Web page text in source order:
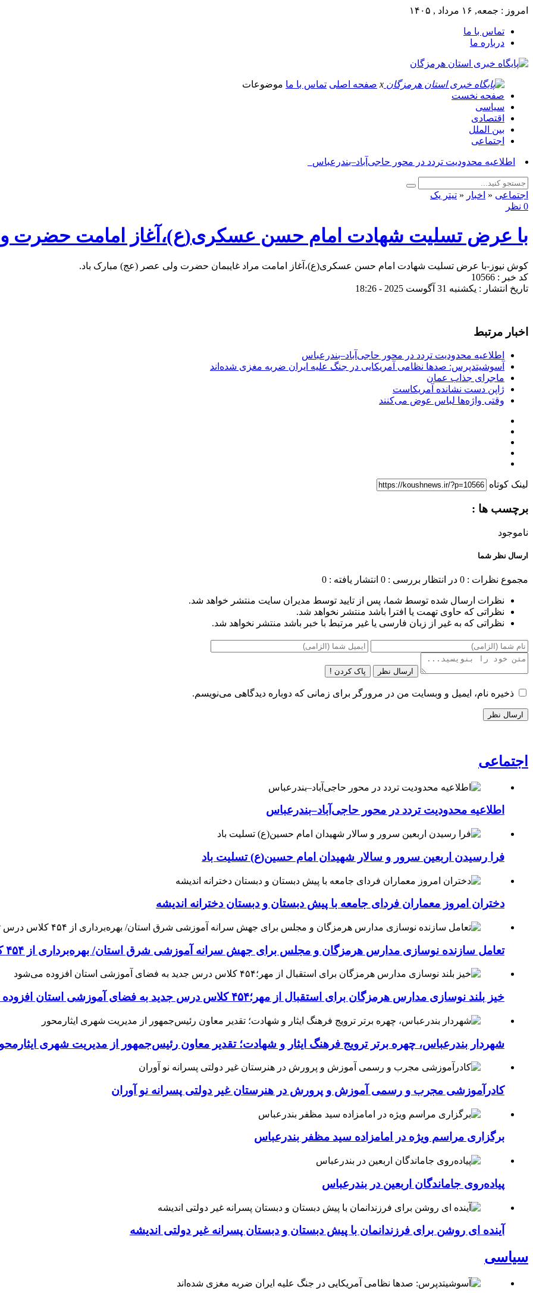
امروز : جمعه, ۱۶ مرداد , ۱۴۰۵
تماس با ما
درباره ما
x صفحه اصلی تماس با ما موضوعات
صفحه نخست
سیاسی
اقتصادی
بین الملل
اجتماعی
آس_
اجتماعی « اخبار « تیتر یک
0 نظر
با عرض تسلیت شهادت امام حسن عسکری(ع)،آغاز امامت حضرت
کوش نیوز-با عرض تسلیت شهادت امام حسن عسکری(ع)،آغاز امامت مراد غایبمان حضرت ولی عصر (عج) مبارک باد.
کد خبر : 10566
تاریخ انتشار : یکشنبه 31 آگوست 2025 - 18:26
اخبار مرتبط
اطلاعیه محدودیت تردد در محور حاجی‌آباد–بندرعباس
آسوشیتدپرس: صدها نظامی آمریکایی در جنگ علیه ایران ضربه مغزی شده‌اند
ماجرای جذاب عمان
ژاپن دست نشانده آمریکاست
وقتی واژه‌ها لباس عوض می‌کنند
لینک کوتاه
برچسب ها :
ناموجود
ارسال نظر شما
مجموع نظرات : 0 در انتظار بررسی : 0 انتشار یافته : 0
نظرات ارسال شده توسط شما، پس از تایید توسط مدیران سایت منتشر خواهد شد.
نظراتی که حاوی تهمت یا افترا باشد منتشر نخواهد شد.
نظراتی که به غیر از زبان فارسی یا غیر مرتبط با خبر باشد منتشر نخواهد شد.
ارسال نظر پاک کردن !
ذخیره نام، ایمیل و وبسایت من در مرورگر برای زمانی که دوباره دیدگاهی می‌نویسم.
اجتماعی
اطلاعیه محدودیت تردد در محور حاجی‌آباد–بندرعباس
فرا رسیدن اربعین سرور و سالار شهیدان امام حسین(ع) تسلیت باد
دختران امروز معماران فردای جامعه با پیش دبستان و دبستان دخترانه اندیشه
تعامل سازنده نوسازی مدارس هرمزگان و مجلس برای جهش سرانه آموزشی شرق استان/ بهره‌برداری از ۴۵۴ کلاس درس تا مهرماه
خیز بلند نوسازی مدارس هرمزگان برای استقبال از مهر؛۴۵۴ کلاس درس جدید به فضای آموزشی استان افزوده می‌شود
شهردار بندرعباس، چهره برتر ترویج فرهنگ ایثار و شهادت؛ تقدیر معاون رئیس‌جمهور از مدیریت شهری
کادرآموزشی مجرب و رسمی آموزش و پرورش در هنرستان غیر دولتی پسرانه نو آوران
برگزاری مراسم ویژه در امامزاده سید مظفر بندرعباس
پیاده‌روی جاماندگان اربعین در بندرعباس
آینده ای روشن برای فرزندانمان با پیش دبستان و دبستان پسرانه غیر دولتی اندیشه
سیاسی